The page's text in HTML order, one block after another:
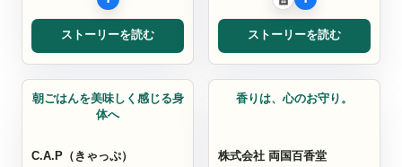
ストーリーを読む ストーリーを読む
整体・マッサージ
朝ごはんを美味しく感じる身
体へ
C.A.P（きゃっぷ）
ハーブティー販売
香りは、心のお守り。
株式会社 両国百香堂